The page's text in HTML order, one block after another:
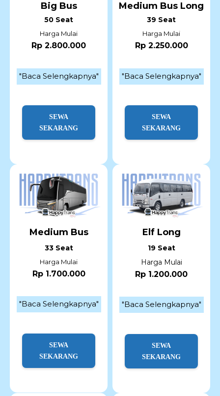
Big Bus
50 Seat
Harga Mulai
Rp 2.800.000
"Baca Selengkapnya"
SEWA
SEKARANG
Medium Bus Long
39 Seat
Harga Mulai
Rp 2.250.000
"Baca Selengkapnya"
SEWA
SEKARANG
Medium Bus
33 Seat
Harga Mulai
Rp 1.700.000
"Baca Selengkapnya"
SEWA
SEKARANG
Elf Long
19 Seat
Harga Mulai
Rp 1.200.000
"Baca Selengkapnya"
SEWA
SEKARANG